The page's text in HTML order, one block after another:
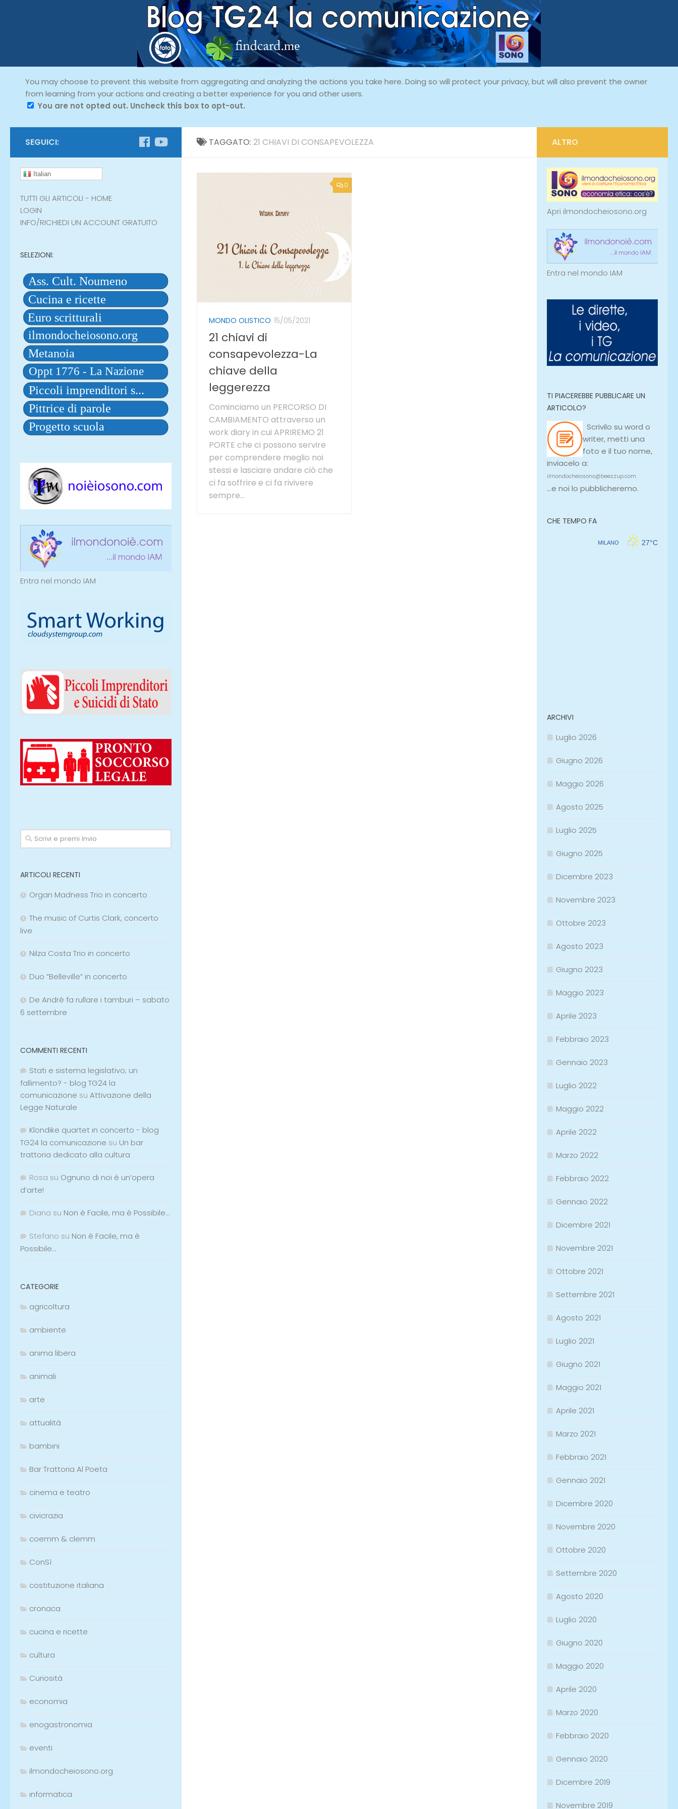
You may choose to prevent this website from aggregating and analyzing the actions you take here. Doing so will protect your privacy, but will also prevent the owner
from learning from your actions and creating a better experience for you and other users.
You are not opted out. Uncheck this box to opt-out.
TAGGATO: 21 CHIAVI DI CONSAPEVOLEZZA
0
MONDO OLISTICO 15/05/2021
21 chiavi di
consapevolezza-La
chiave della
leggerezza
Cominciamo un PERCORSO DI
CAMBIAMENTO attraverso un
work diary in cui APRIREMO 21
PORTE che ci possono servire
per comprendere meglio noi
stessi e lasciare andare ciò che
ci fa soffrire e ci fa rivivere
sempre...
SEGUICI:
Italian
TUTTI GLI ARTICOLI - HOME
LOGIN
INFO/RICHIEDI UN ACCOUNT GRATUITO
SELEZIONI:
Entra nel mondo IAM
ARTICOLI RECENTI
Organ Madness Trio in concerto
The music of Curtis Clark, concerto
live
Nilza Costa Trio in concerto
Duo “Belleville” in concerto
De André fa rullare i tamburi – sabato
6 settembre
COMMENTI RECENTI
Stati e sistema legislativo; un
fallimento? - blog TG24 la
comunicazione su Attivazione della
Legge Naturale
Klondike quartet in concerto - blog
TG24 la comunicazione su Un bar
trattoria dedicato alla cultura
Rosa su Ognuno di noi è un’opera
d’arte!
Diana su Non è Facile, ma è Possibile…
Stefano su Non è Facile, ma è
Possibile…
CATEGORIE
agricoltura
ambiente
anima libera
animali
arte
attualità
bambini
Bar Trattoria Al Poeta
cinema e teatro
civicrazia
coemm & clemm
ConSì
costituzione italiana
cronaca
cucina e ricette
cultura
Curiosità
economia
enogastronomia
eventi
ilmondocheiosono.org
informatica
ALTRO
Apri ilmondocheiosono.org
Entra nel mondo IAM
TI PIACEREBBE PUBBLICARE UN
ARTICOLO?
Scrivilo su word o
writer, metti una
foto e il tuo nome,
inviacelo a:
ilmondocheiosono@beezzup.com
...e noi lo pubblicheremo.
CHE TEMPO FA
ARCHIVI
Luglio 2026
Giugno 2026
Maggio 2026
Agosto 2025
Luglio 2025
Giugno 2025
Dicembre 2023
Novembre 2023
Ottobre 2023
Agosto 2023
Giugno 2023
Maggio 2023
Aprile 2023
Febbraio 2023
Gennaio 2023
Luglio 2022
Maggio 2022
Aprile 2022
Marzo 2022
Febbraio 2022
Gennaio 2022
Dicembre 2021
Novembre 2021
Ottobre 2021
Settembre 2021
Agosto 2021
Luglio 2021
Giugno 2021
Maggio 2021
Aprile 2021
Marzo 2021
Febbraio 2021
Gennaio 2021
Dicembre 2020
Novembre 2020
Ottobre 2020
Settembre 2020
Agosto 2020
Luglio 2020
Giugno 2020
Maggio 2020
Aprile 2020
Marzo 2020
Febbraio 2020
Gennaio 2020
Dicembre 2019
Novembre 2019